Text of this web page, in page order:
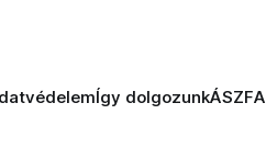
Így dolgozunkÁSZF